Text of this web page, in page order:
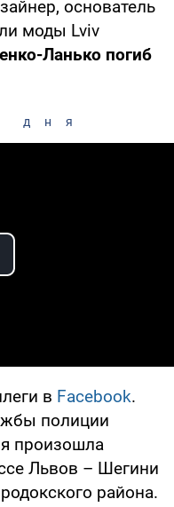
основатель
моды Lviv
Ланько погиб
дня
Video
в Facebook.
полиции
произошла
Львов – Шегини
района.